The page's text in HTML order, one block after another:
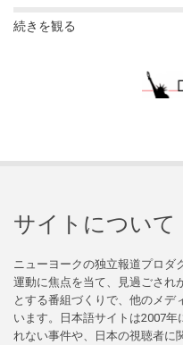
続きを観る
サイトについて
ニューヨークの独立報道プロ
運動に焦点を当て、見過ごされ
とする番組づくりで、他のメデ
います。日本語サイトは2007
れない事件や、日本の視聴者に